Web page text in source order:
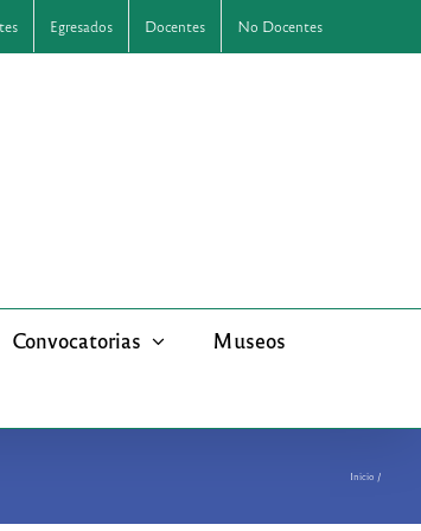
Egresados Docentes No Docentes
Convocatorias Museos
Inicio